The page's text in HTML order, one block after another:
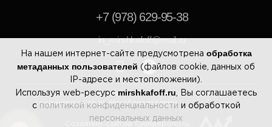
На нашем интернет-сайте предусмотрена обработка
метаданных пользователей (файлов cookie, данных об
IP-адресе и местоположении).
Используя web-ресурс mirshkafoff.ru , Вы соглашаетесь
с политикой конфиденциальности и обработкой
персональных данных
+7 (978) 629-95-38
in_mirshkafoff@mail.ru
Все авторские права, включая смежные авторские,
сохраняются за правообладателями
Создание сайтов Симферополь